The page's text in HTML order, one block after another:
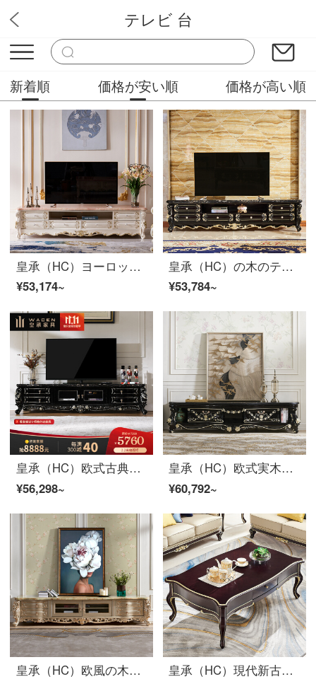
華やか家具
テレビ 台
新着順 価格が安い順 価格が高い順
皇承（HC）ヨーロッパ式テレビキャビネットの実木室のキャビネットのアメリカンテレビキャビネットの低いキャビネットA 018軽ヨーロッパ宮廷テレビキャビネットの1.8 M大理石
¥53,174~
皇承（HC）の木のテレビの箱の洋式の箱の古典の黒の説明金のテレビの箱の客間の組合せの家具A 018古典の暗いテレビの戸棚の木の顔の2.4メートル
¥53,784~
皇承（HC）欧式古典ブラックテレビキャビネット実木のキャビネット大理石テレビキャビネット622クラシックブラックテレビキャビネット大理石2.2メートル
¥56,298~
皇承（HC）欧式実木古典ブラックテレビキャビネット2.2 mリビング家具セット886実木古典ブラック如意テレビキャビネット大理石【2.2 m】
¥60,792~
皇承（HC）欧風の木のテレビの箱の大きさの戸型の客間の家具の大理石の顔の戸棚の622ヨーロッパ式のテレビの戸棚の説明金の2.4メートル【木面】
皇承（HC）現代新古典実木茶のいくつかの大きさの戸型客間家具